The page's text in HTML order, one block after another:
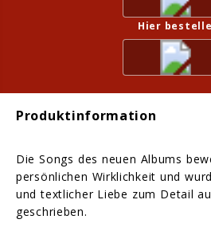
Hier
Produktinformation
Die Songs des neuen Albums
persönlichen Wirklichkeit und
und textlicher Liebe zum Detail
geschrieben.